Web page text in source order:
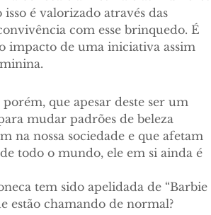
é valorizado através das
com esse brinquedo. É
impacto de uma iniciativa assim
que apesar deste ser um
mudar padrões de beleza
na nossa sociedade e que afetam
todo o mundo, ele em si ainda é
tem sido apelidada de “Barbie
estão chamando de normal?